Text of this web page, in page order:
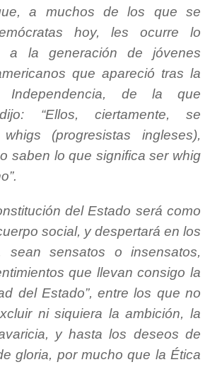
a muchos de los que se
hoy, les ocurre lo
a la generación de jóvenes
que apareció tras la
Independencia, de la que
“Ellos, ciertamente, se
(progresistas ingleses),
saben lo que significa ser whig
”.
del Estado será como
social, y despertará en los
sean sensatos o insensatos,
que llevan consigo la
del Estado”, entre los que no
ni siquiera la ambición, la
y hasta los deseos de
gloria, por mucho que la Ética